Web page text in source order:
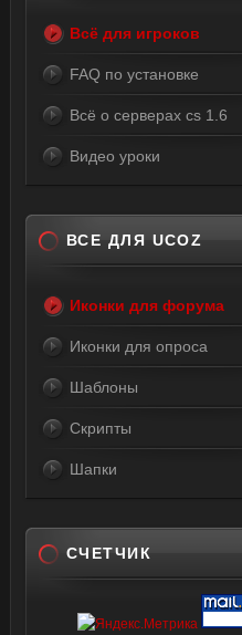
Всё для игроков
FAQ по установке
Всё о серверах cs 1.6
Видео уроки
ВСЕ ДЛЯ UCOZ
Иконки для форума
Иконки для опроса
Шаблоны
Скрипты
Шапки
СЧЕТЧИК